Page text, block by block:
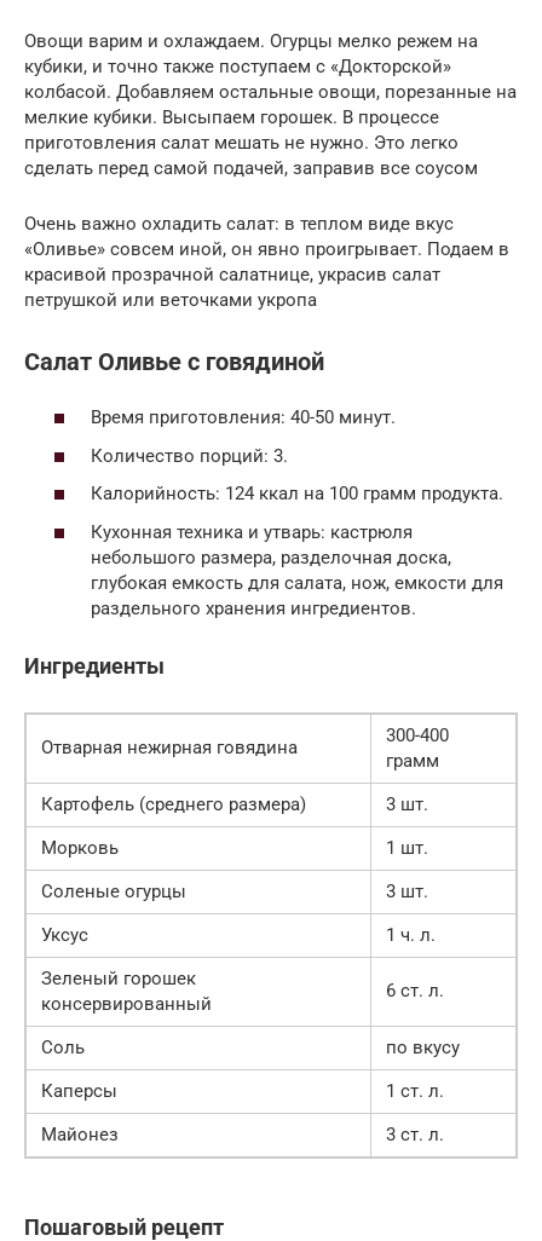
Овощи варим и охлаждаем. Огурцы мелко режем на
кубики, и точно также поступаем с «Докторской»
колбасой. Добавляем остальные овощи, порезанные на
мелкие кубики. Высыпаем горошек. В процессе
приготовления салат мешать не нужно. Это легко
сделать перед самой подачей, заправив все соусом
Очень важно охладить салат: в теплом виде вкус
«Оливье» совсем иной, он явно проигрывает. Подаем в
красивой прозрачной салатнице, украсив салат
петрушкой или веточками укропа
Салат Оливье с говядиной
Время приготовления: 40-50 минут.
Количество порций: 3.
Калорийность: 124 ккал на 100 грамм продукта.
Кухонная техника и утварь: кастрюля
небольшого размера, разделочная доска,
глубокая емкость для салата, нож, емкости для
раздельного хранения ингредиентов.
Ингредиенты
Отварная нежирная говядина
300-400
грамм
Картофель (среднего размера)
3 шт.
Морковь
1 шт.
Соленые огурцы
3 шт.
Уксус
1 ч. л.
Зеленый горошек
консервированный
6 ст. л.
Соль
по вкусу
Каперсы
1 ст. л.
Майонез
3 ст. л.
Пошаговый рецепт